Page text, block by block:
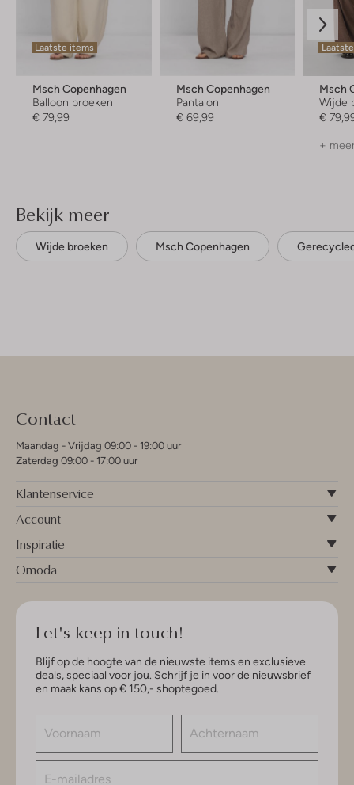
Laatste items
Msch Copenhagen
Balloon broeken
€ 79,99
Msch Copenhagen
Pantalon
€ 69,99
Msch
Wijde
€
+
Bekijk meer
Wijde broeken Msch Copenhagen
Contact
Maandag - Vrijdag 09:00 - 19:00 uur
Zaterdag 09:00 - 17:00 uur
Klantenservice
Account
Inspiratie
Omoda
Let's keep in touch!
Blijf op de hoogte van de nieuwste items en exclusieve
deals, speciaal voor jou. Schrijf je in voor de nieuwsbrief
en maak kans op € 150,- shoptegoed.